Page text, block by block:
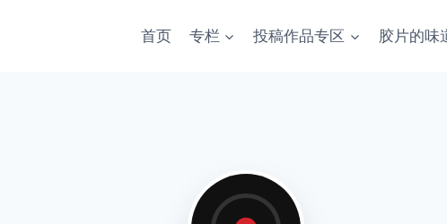
首页 专栏 投稿作品专区 胶片的味